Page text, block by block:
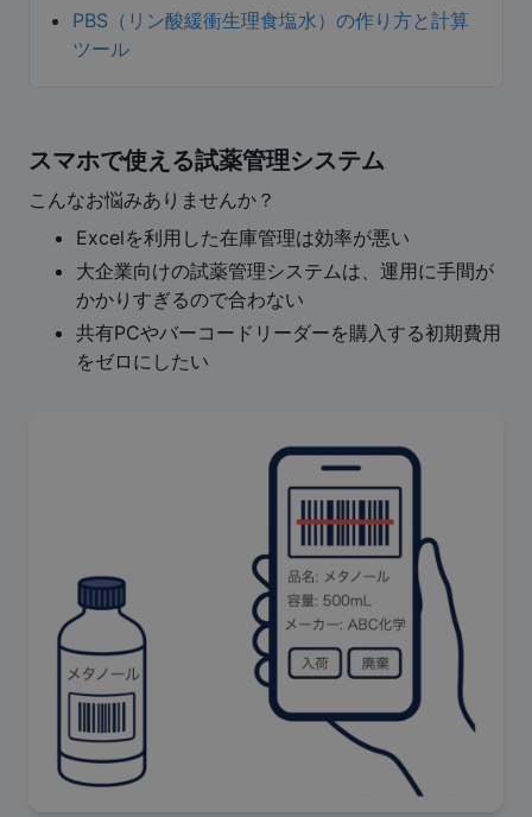
PBS（リン酸緩衝生理食塩水）の作り方と計算
ツール
スマホで使える試薬管理システム
こんなお悩みありませんか？
Excelを利用した在庫管理は効率が悪い
大企業向けの試薬管理システムは、運用に手間が
かかりすぎるので合わない
共有PCやバーコードリーダーを購入する初期費用
をゼロにしたい